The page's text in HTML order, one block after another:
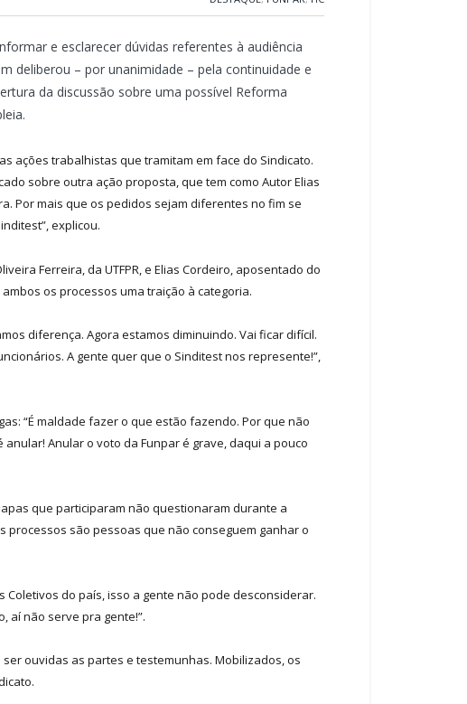
e esclarecer dúvidas referentes à audiência
deliberou – por unanimidade – pela continuidade e
da discussão sobre uma possível Reforma
ações trabalhistas que tramitam em face do Sindicato.
sobre outra ação proposta, que tem como Autor Elias
Por mais que os pedidos sejam diferentes no fim se
explicou.
Ferreira, da UTFPR, e Elias Cordeiro, aposentado do
os processos uma traição à categoria.
diferença. Agora estamos diminuindo. Vai ficar difícil.
A gente quer que o Sinditest nos represente!”,
“É maldade fazer o que estão fazendo. Por que não
Anular o voto da Funpar é grave, daqui a pouco
que participaram não questionaram durante a
são pessoas que não conseguem ganhar o
Coletivos do país, isso a gente não pode desconsiderar.
aí não serve pra gente!”.
ouvidas as partes e testemunhas. Mobilizados, os